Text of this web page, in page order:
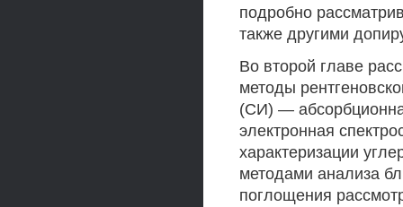
подробно
также другими
Во второй главе
методы
(СИ) —
электронная
характеризации
методами анализа
поглощения